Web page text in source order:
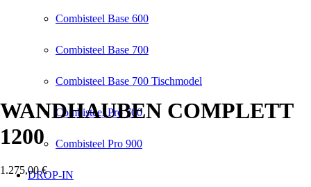
Combisteel Base 600
Combisteel Base 700
Combisteel Base 700 Tischmodel
Combisteel Pro 700
Combisteel Pro 900
DROP-IN
WANDHAUBEN COMPLETT
1200
1.275,00€